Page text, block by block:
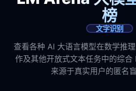
榜
文字识别
查看各种 AI 大语言模型在数学推
作及其他开放式文本任务中的综
来源于真实用户的匿名盲